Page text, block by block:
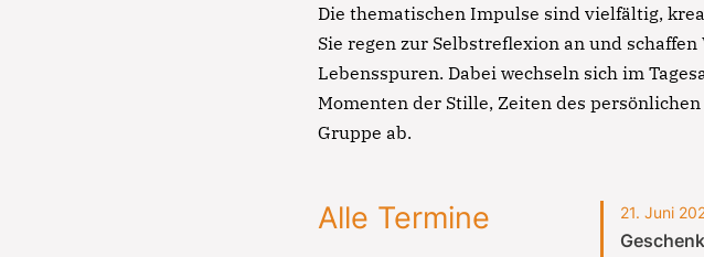
Die thematischen Impulse sind vielfältig,
Sie regen zur Selbstreflexion an und
Lebensspuren. Dabei wechseln sich im
Momenten der Stille, Zeiten des
Gruppe ab.
Alle Termine 21. Juni